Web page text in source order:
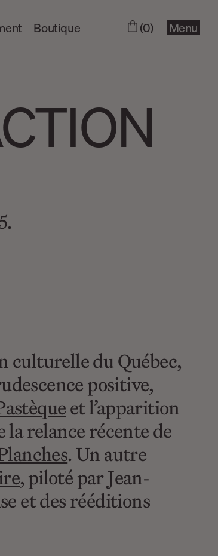
Boutique (0) Menu
culturelle du Québec,
positive,
et l’apparition
la relance récente de
. Un autre
, piloté par Jean-
et des rééditions